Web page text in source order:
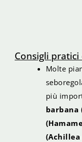
Consigli
Molte
più
barbana